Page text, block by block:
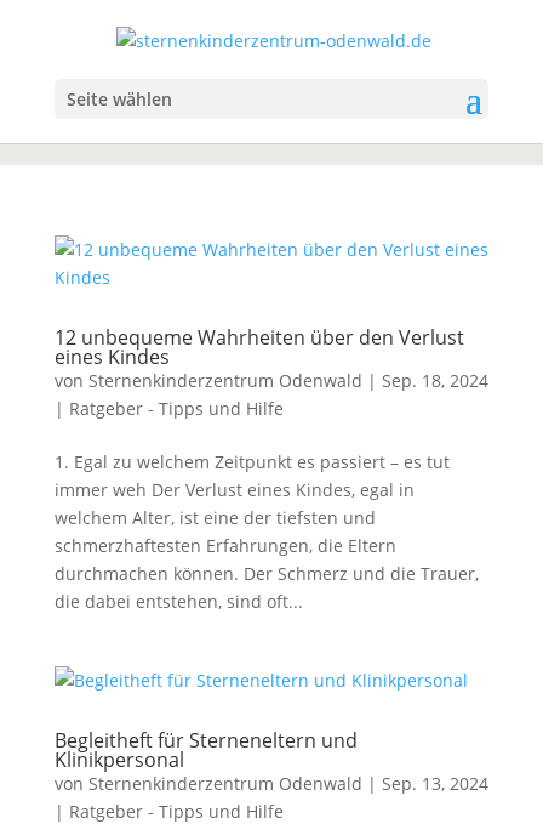
Seite wählen
12 unbequeme Wahrheiten über den Verlust
eines Kindes
von Sternenkinderzentrum Odenwald | Sep. 18, 2024
| Ratgeber - Tipps und Hilfe
1. Egal zu welchem Zeitpunkt es passiert – es tut
immer weh Der Verlust eines Kindes, egal in
welchem Alter, ist eine der tiefsten und
schmerzhaftesten Erfahrungen, die Eltern
durchmachen können. Der Schmerz und die Trauer,
die dabei entstehen, sind oft...
Begleitheft für Sterneneltern und
Klinikpersonal
von Sternenkinderzentrum Odenwald | Sep. 13, 2024
| Ratgeber - Tipps und Hilfe